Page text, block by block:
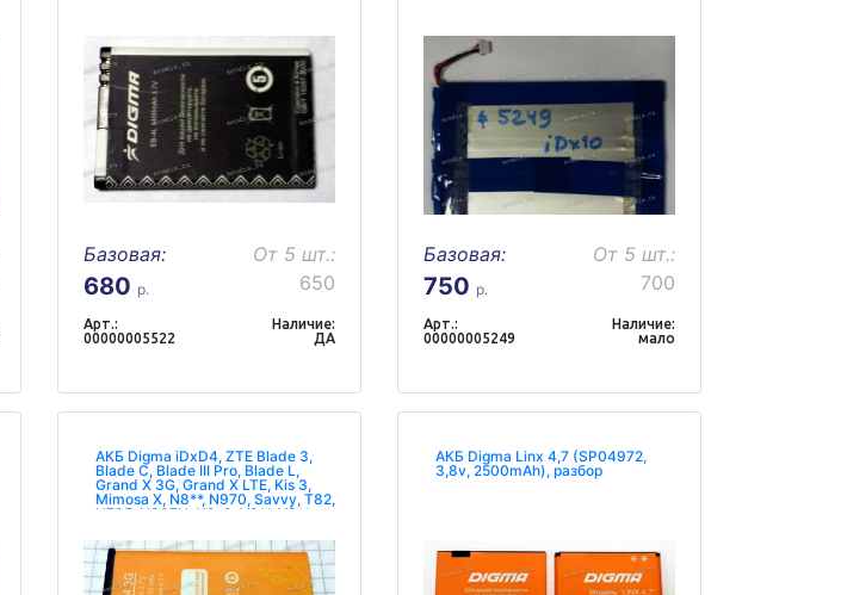
Базовая:
680 р.
От 5 шт.:
650
Арт.:
00000005522
Наличие:
ДА
Базовая:
750 р.
От 5 шт.:
700
Арт.:
00000005249
Наличие:
мало
АКБ Digma iDxD4, ZTE Blade 3,
Blade C, Blade III Pro, Blade L,
Grand X 3G, Grand X LTE, Kis 3,
Mimosa X, N8**, N970, Savvy, T82,
U795, U807N, U9*0, V8**, V9**,
1600mAh, 6,0Wh)
(Li3716T42P3H594650) NEW
оригинал
АКБ Digma Linx 4,7 (SP04972,
3,8v, 2500mAh), разбор